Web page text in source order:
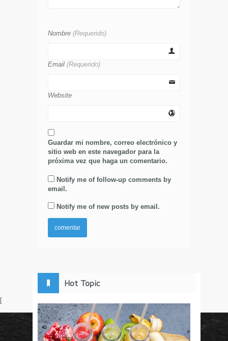
Nombre (Requerido)
Email (Requerido)
Website
Guardar mi nombre, correo electrónico y
sitio web en este navegador para la
próxima vez que haga un comentario.
Notify me of follow-up comments by
email.
Notify me of new posts by email.
Hot Topic
[